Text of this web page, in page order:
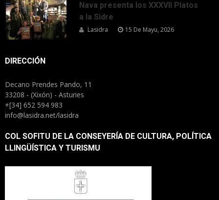
Nava presenta los XXXVII Platos
a la Sidre
Lasidra 15 De Mayu, 2026
DIRECCIÓN
Decano Prendes Pando, 11
33208 - (Xixón) - Asturies
+[34] 652 594 983
info@lasidra.net/lasidra
COL SOFITU DE LA CONSEYERÍA DE CULTURA, POLÍTICA
LLINGÜÍSTICA Y TURISMU